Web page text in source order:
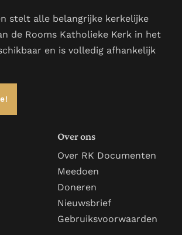
stelt alle belangrijke kerkelijke
de Rooms Katholieke Kerk in het
en is volledig afhankelijk
Over ons
Over RK Documenten
Meedoen
Doneren
Nieuwsbrief
Gebruiksvoorwaarden